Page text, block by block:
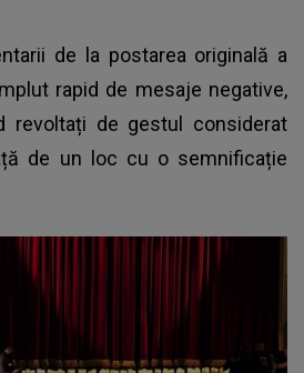
de la postarea originală a
rapid de mesaje negative,
revoltați de gestul considerat
de un loc cu o semnificație